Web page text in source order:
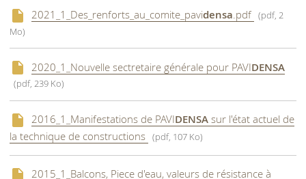
2021_1_Des_renforts_au_comite_pavidensa .pdf (pdf, 2
Mo)
2020_1_Nouvelle sectretaire générale pour PAVIDENSA
(pdf, 239 Ko)
2016_1_Manifestations de PAVIDENSAsur l'état actuel de
la technique de constructions
(pdf, 107 Ko)
2015_1_Balcons, Piece d'eau, valeurs de résistance à